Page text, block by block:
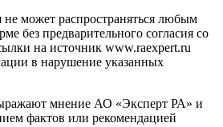
может распространяться любым
без предварительного согласия со
на источник www.raexpert.ru
в нарушение указанных
мнение АО «Эксперт РА» и
фактов или рекомендацией